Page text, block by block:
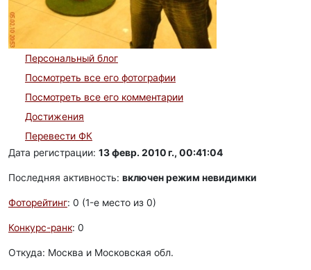
Персональный блог
Посмотреть все его фотографии
Посмотреть все его комментарии
Достижения
Перевести ФК
Дата регистрации: 13 февр. 2010 г., 00:41:04
Последняя активность: включен режим невидимки
Фоторейтинг: 0 (1-e место из 0)
Конкурс-ранк: 0
Откуда: Москва и Московская обл.